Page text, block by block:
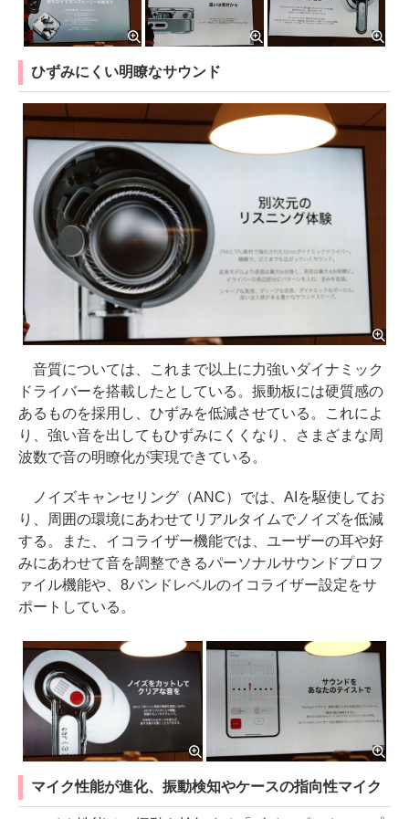
ひずみにくい明瞭なサウンド
音質については、これまで以上に力強いダイナミック
ドライバーを搭載したとしている。振動板には硬質感の
あるものを採用し、ひずみを低減させている。これによ
り、強い音を出してもひずみにくくなり、さまざまな周
波数で音の明瞭化が実現できている。
ノイズキャンセリング（ANC）では、AIを駆使してお
り、周囲の環境にあわせてリアルタイムでノイズを低減
する。また、イコライザー機能では、ユーザーの耳や好
みにあわせて音を調整できるパーソナルサウンドプロフ
ァイル機能や、8バンドレベルのイコライザー設定をサ
ポートしている。
マイク性能が進化、振動検知やケースの指向性マイク